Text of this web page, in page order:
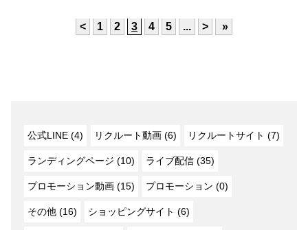
< 1 2 3 4 5 ... > »
公式LINE (4) リクルート動画 (6) リクルートサイト (7)
ランディングページ (10) ライブ配信 (35)
プロモーション動画 (15) プロモーション (0)
その他 (16) ショッピングサイト (6)